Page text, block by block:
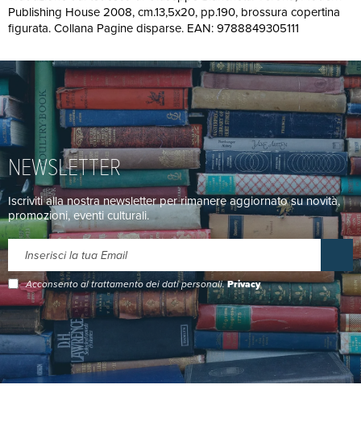
Publishing House 2008, cm.13,5x20, pp.190, brossura copertina
figurata. Collana Pagine disparse. EAN: 9788849305111
NEWSLETTER
Iscriviti alla nostra newsletter per rimanere aggiornato su novità,
promozioni, eventi culturali.
Acconsento al trattamento dei dati personali.Privacy